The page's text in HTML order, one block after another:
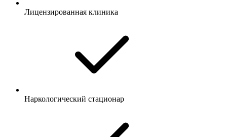
Лицензированная клиника
Наркологический стационар